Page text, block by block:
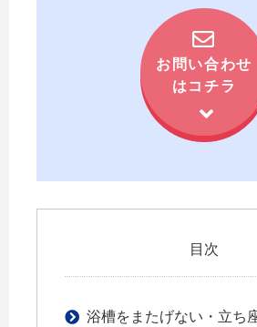
お問い合わせ
はコチラ
目次
浴槽をまたげない・立ち